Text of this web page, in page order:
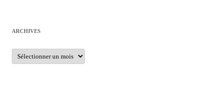
ARCHIVES
Archives